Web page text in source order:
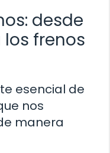
desde
frenos
esencial de
nos
manera